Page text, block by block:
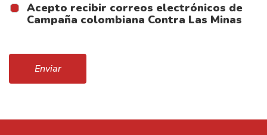
Acepto recibir correos electrónicos de
Campaña colombiana Contra Las Minas